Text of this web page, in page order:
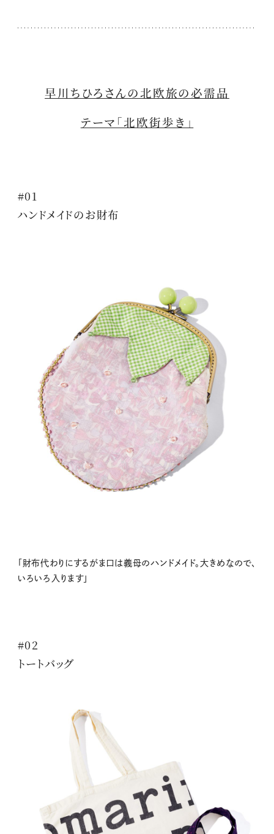
早川ちひろさんの北欧旅の必需品
テーマ「北欧街歩き」
#01
ハンドメイドのお財布
「財布代わりにするがま口は義母のハンドメイド。大きめなので、
いろいろ入ります」
#02
トートバッグ